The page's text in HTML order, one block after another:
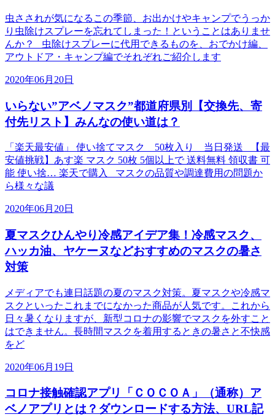
虫さされが気になるこの季節、お出かけやキャンプでうっか
り虫除けスプレーを忘れてしまった！ということはありませ
んか？ 虫除けスプレーに代用できるものを、おでかけ編、
アウトドア・キャンプ編でそれぞれご紹介します
2020年06月20日
いらない”アベノマスク”都道府県別【交換先、寄
付先リスト】みんなの使い道は？
「楽天最安値」 使い捨てマスク 50枚入り 当日発送 【最
安値挑戦】あす楽 マスク 50枚 5個以上で 送料無料 領収書 可
能 使い捨… 楽天で購入 マスクの品質や調達費用の問題か
ら様々な議
2020年06月20日
夏マスクひんやり冷感アイデア集！冷感マスク、
ハッカ油、ヤケーヌなどおすすめのマスクの暑さ
対策
メディアでも連日話題の夏のマスク対策。夏マスクや冷感マ
スクといったこれまでになかった商品が人気です。これから
日々暑くなりますが、新型コロナの影響でマスクを外すこと
はできません。長時間マスクを着用するときの暑さと不快感
をど
2020年06月19日
コロナ接触確認アプリ「ＣＯＣＯＡ」（通称）ア
ベノアプリとは？ダウンロードする方法、URL記